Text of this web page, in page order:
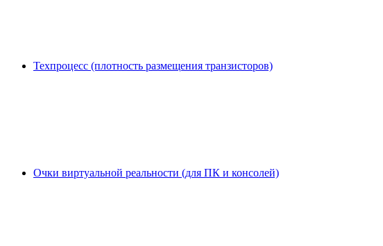
Техпроцесс (плотность размещения транзисторов)
Очки виртуальной реальности (для ПК и консолей)